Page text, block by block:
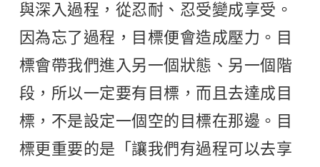
與深入過程，從忍耐、忍受變成享受。
因為忘了過程，目標便會造成壓力。目
標會帶我們進入另一個狀態、另一個階
段，所以一定要有目標，而且去達成目
標，不是設定一個空的目標在那邊。目
標更重要的是「讓我們有過程可以去享